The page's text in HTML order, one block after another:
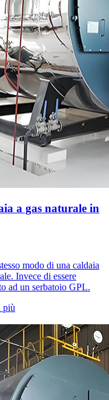
a gas naturale in
modo di una caldaia
Invece di essere
ad un serbatoio GPL.
più